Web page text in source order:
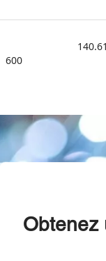
600
140.61
Obtenez